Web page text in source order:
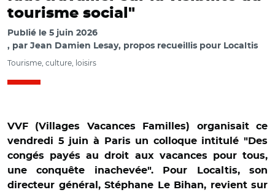
tourisme social"
Publié le 5 juin 2026
par Jean Damien Lesay, propos recueillis pour Localtis
Tourisme, culture, loisirs
VVF (Villages Vacances Familles) organisait ce
vendredi 5 juin à Paris un colloque intitulé "Des
congés payés au droit aux vacances pour tous,
une conquête inachevée". Pour Localtis, son
directeur général, Stéphane Le Bihan, revient sur